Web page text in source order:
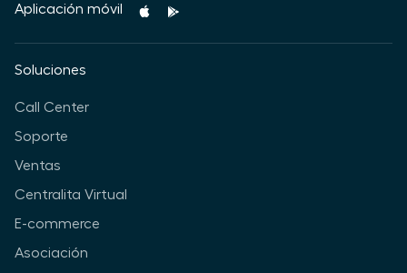
Aplicación móvil
Soluciones
Call Center
Soporte
Ventas
Centralita Virtual
E-commerce
Asociación